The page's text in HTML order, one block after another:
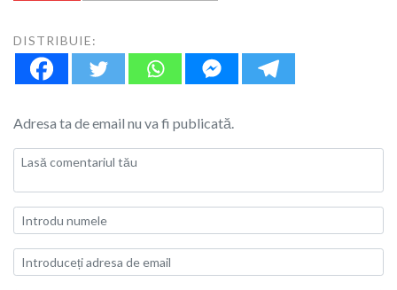
DISTRIBUIE:
Adresa ta de email nu va fi publicată.